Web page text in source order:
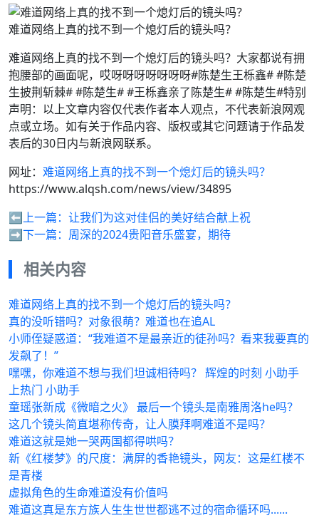
难道网络上真的找不到一个熄灯后的镜头吗？
难道网络上真的找不到一个熄灯后的镜头吗？大家都说有拥
抱腰部的画面呢，哎呀呀呀呀呀呀呀#陈楚生王栎鑫# #陈楚
生披荆斩棘# #陈楚生# #王栎鑫亲了陈楚生# #陈楚生#特别
声明：以上文章内容仅代表作者本人观点，不代表新浪网观
点或立场。如有关于作品内容、版权或其它问题请于作品发
表后的30日内与新浪网联系。
网址： 难道网络上真的找不到一个熄灯后的镜头吗？
https://www.alqsh.com/news/view/34895
⬅️上一篇： 让我们为这对佳侣的美好结合献上祝
➡️下一篇： 周深的2024贵阳音乐盛宴，期待
相关内容
难道网络上真的找不到一个熄灯后的镜头吗？
真的没听错吗？对象很萌？难道也在追AL
小师侄疑惑道：“我难道不是最亲近的徒孙吗？看来我要真的
发飙了！”
嘿嘿，你难道不想与我们坦诚相待吗？ 辉煌的时刻 小助手
上热门 小助手
童瑶张新成《微暗之火》 最后一个镜头是南雅周洛he吗？
这几个镜头简直堪称传奇，让人膜拜啊难道不是吗？
难道这就是她一哭两国都得哄吗？
新《红楼梦》的尺度：满屏的香艳镜头，网友：这是红楼不
是青楼
虚拟角色的生命难道没有价值吗
难道这真是东方族人生生世世都逃不过的宿命循环吗......